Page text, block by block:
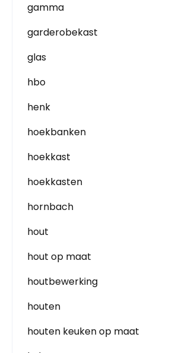
gamma
garderobekast
glas
hbo
henk
hoekbanken
hoekkast
hoekkasten
hornbach
hout
hout op maat
houtbewerking
houten
houten keuken op maat